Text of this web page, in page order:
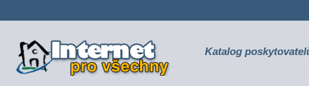
připojení k internetu Katalog